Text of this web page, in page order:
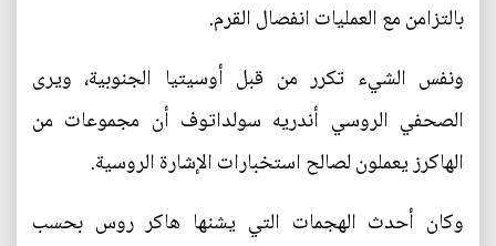
بالتزامن مع العمليات انفصال القرم.
ونفس الشيء تكرر من قبل أوسيتيا الجنوبية، ويرى
الصحفي الروسي أندريه سولداتوف أن مجموعات من
الهاكرز يعملون لصالح استخبارات الإشارة الروسية.
وكان أحدث الهجمات التي يشنها هاكر روس بحسب